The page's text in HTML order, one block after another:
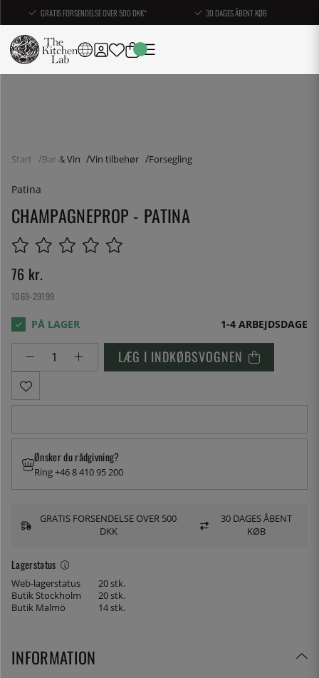
GRATIS FORSENDELSE OVER 500 DKK* 30 DAGES ÅBENT KØB
Start Bar & Vin Vin tilbehør Forsegling
Patina
CHAMPAGNEPROP - PATINA
76 kr.
1069-29199
1-4 ARBEJDSDAGE
LÆG I INDKØBSVOGNEN
Lagerstatus
Web-lagerstatus
20 stk.
Butik Stockholm
20 stk.
Butik Malmö
14 stk.
Ønsker du rådgivning?
Ring +46 8 410 95 200
GRATIS FORSENDELSE OVER 500
DKK
30 DAGES ÅBENT
KØB
INFORMATION